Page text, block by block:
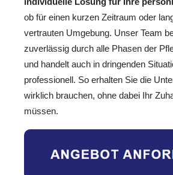
ob für einen kurzen Zeitraum oder
vertrauten Umgebung. Unser Team
zuverlässig durch alle Phasen der
und handelt auch in dringenden
professionell. So erhalten Sie die
wirklich brauchen, ohne dabei Ihr
müssen.